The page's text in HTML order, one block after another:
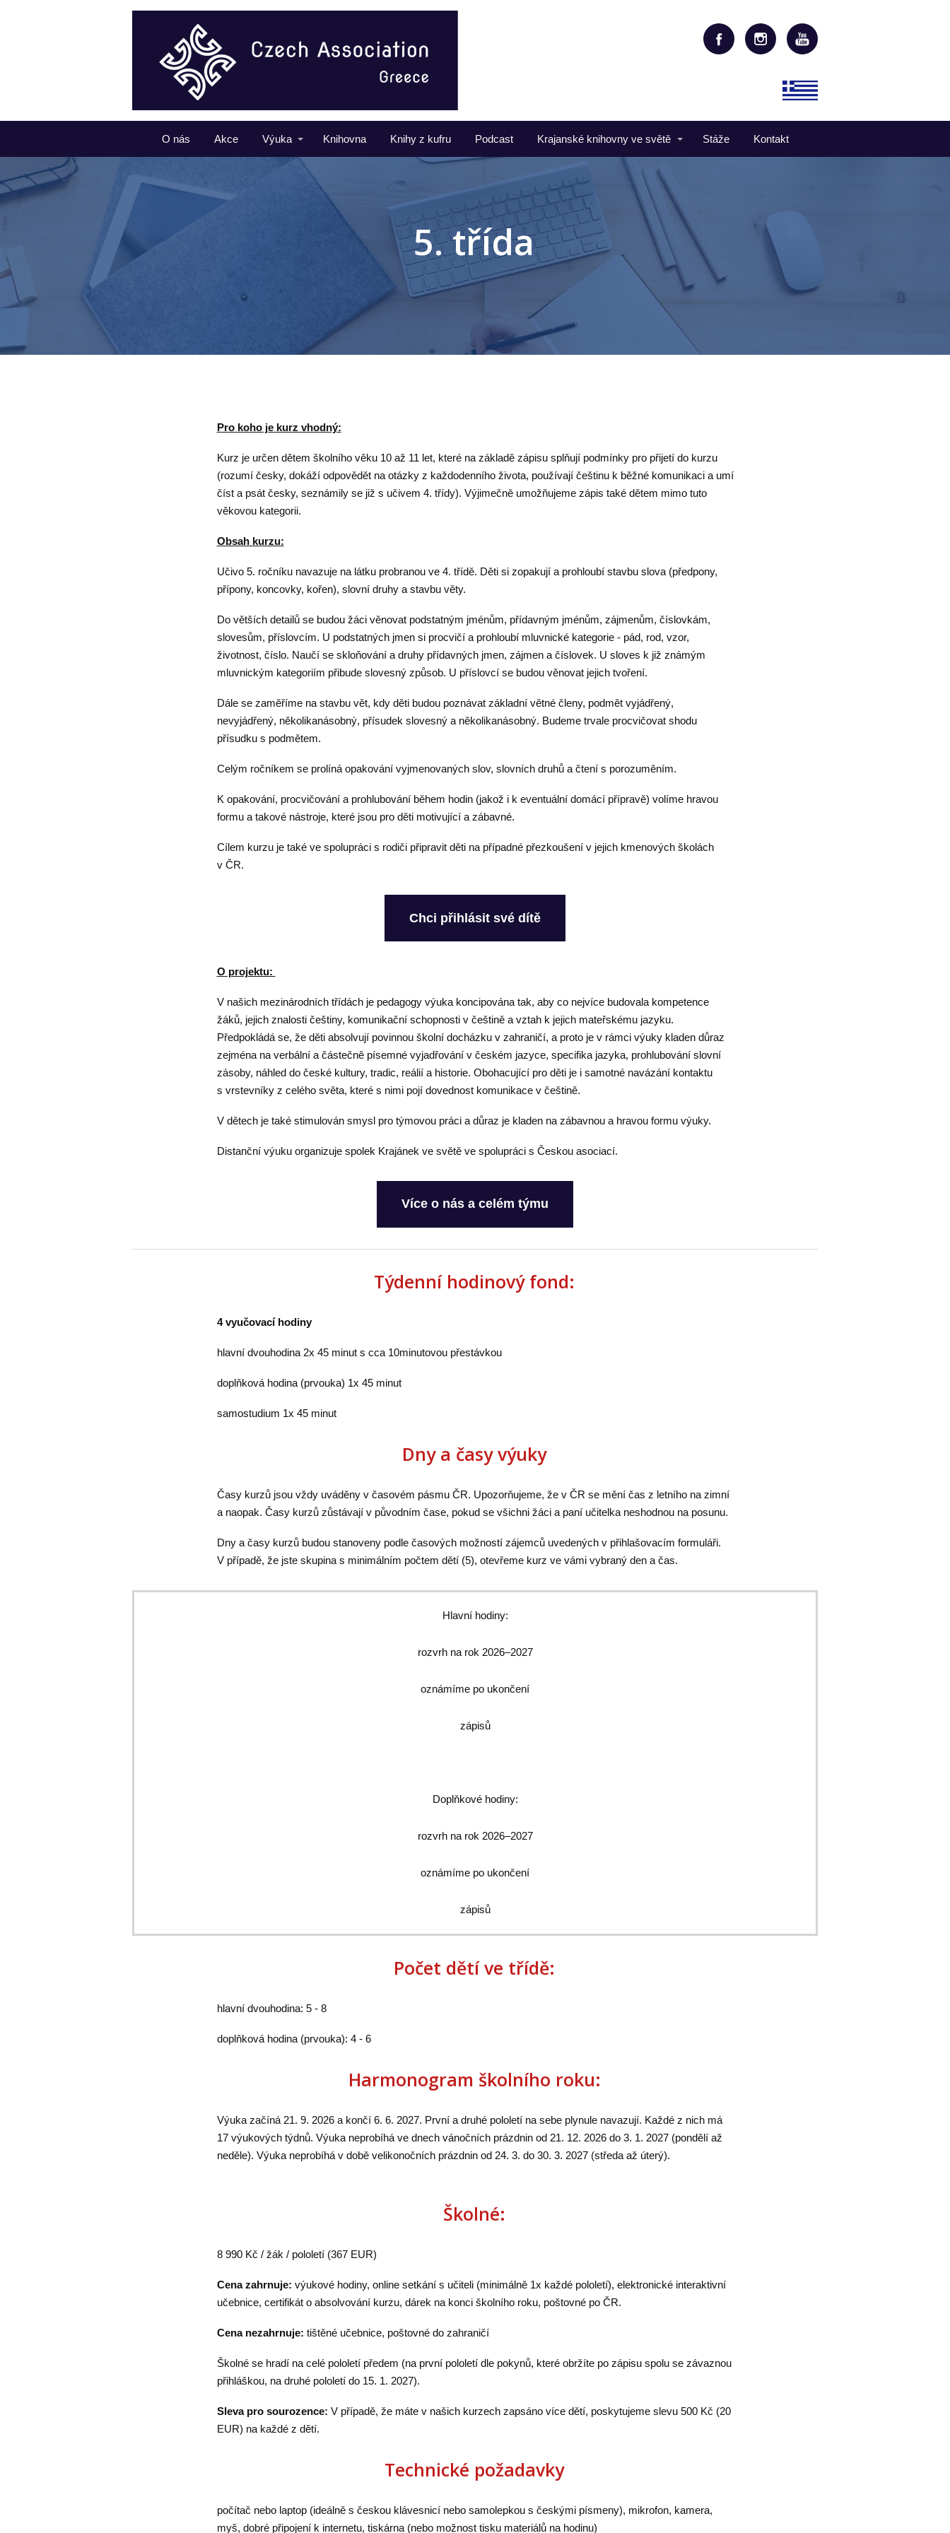
O nás Akce Výuka Knihovna Knihy z kufru Podcast Krajanské knihovny ve světě Stáže Kontakt
5. třída
Pro koho je kurz vhodný:
Kurz je určen dětem školního věku 10 až 11 let, které na základě zápisu splňují podmínky pro přijetí do kurzu
(rozumí česky, dokáží odpovědět na otázky z každodenního života, používají češtinu k běžné komunikaci a umí
číst a psát česky, seznámily se již s učivem 4. třídy). Výjimečně umožňujeme zápis také dětem mimo tuto
věkovou kategorii.
Obsah kurzu:
Učivo 5. ročníku navazuje na látku probranou ve 4. třídě. Děti si zopakují a prohloubí stavbu slova (předpony,
přípony, koncovky, kořen), slovní druhy a stavbu věty.
Do větších detailů se budou žáci věnovat podstatným jménům, přídavným jménům, zájmenům, číslovkám,
slovesům, příslovcím. U podstatných jmen si procvičí a prohloubí mluvnické kategorie - pád, rod, vzor,
životnost, číslo. Naučí se skloňování a druhy přídavných jmen, zájmen a číslovek. U sloves k již známým
mluvnickým kategoriím přibude slovesný způsob. U příslovcí se budou věnovat jejich tvoření.
Dále se zaměříme na stavbu vět, kdy děti budou poznávat základní větné členy, podmět vyjádřený,
nevyjádřený, několikanásobný, přísudek slovesný a několikanásobný. Budeme trvale procvičovat shodu
přísudku s podmětem.
Celým ročníkem se prolíná opakování vyjmenovaných slov, slovních druhů a čtení s porozuměním.
K opakování, procvičování a prohlubování během hodin (jakož i k eventuální domácí přípravě) volíme hravou
formu a takové nástroje, které jsou pro děti motivující a zábavné.
Cílem kurzu je také ve spolupráci s rodiči připravit děti na případné přezkoušení v jejich kmenových školách
v ČR.
Chci přihlásit své dítě
O projektu:
V našich mezinárodních třídách je pedagogy výuka koncipována tak, aby co nejvíce budovala kompetence
žáků, jejich znalosti češtiny, komunikační schopnosti v češtině a vztah k jejich mateřskému jazyku.
Předpokládá se, že děti absolvují povinnou školní docházku v zahraničí, a proto je v rámci výuky kladen důraz
zejména na verbální a částečně písemné vyjadřování v českém jazyce, specifika jazyka, prohlubování slovní
zásoby, náhled do české kultury, tradic, reálií a historie. Obohacující pro děti je i samotné navázání kontaktu
s vrstevníky z celého světa, které s nimi pojí dovednost komunikace v češtině.
V dětech je také stimulován smysl pro týmovou práci a důraz je kladen na zábavnou a hravou formu výuky.
Distanční výuku organizuje spolek Krajánek ve světě ve spolupráci s Českou asociací.
Více o nás a celém týmu
Týdenní hodinový fond:
4 vyučovací hodiny
hlavní dvouhodina 2x 45 minut s cca 10minutovou přestávkou
doplňková hodina (prvouka) 1x 45 minut
samostudium 1x 45 minut
Dny a časy výuky
Časy kurzů jsou vždy uváděny v časovém pásmu ČR. Upozorňujeme, že v ČR se mění čas z letního na zimní
a naopak. Časy kurzů zůstávají v původním čase, pokud se všichni žáci a paní učitelka neshodnou na posunu.
Dny a časy kurzů budou stanoveny podle časových možností zájemců uvedených v přihlašovacím formuláři.
V případě, že jste skupina s minimálním počtem dětí (5), otevřeme kurz ve vámi vybraný den a čas.
Hlavní hodiny:
rozvrh na rok 2026–2027
oznámíme po ukončení
zápisů
Doplňkové hodiny:
rozvrh na rok 2026–2027
oznámíme po ukončení
zápisů
Počet dětí ve třídě:
hlavní dvouhodina: 5 - 8
doplňková hodina (prvouka): 4 - 6
Harmonogram školního roku:
Výuka začíná 21. 9. 2026 a končí 6. 6. 2027. První a druhé pololetí na sebe plynule navazují. Každé z nich má
17 výukových týdnů. Výuka neprobíhá ve dnech vánočních prázdnin od 21. 12. 2026 do 3. 1. 2027 (pondělí až
neděle). Výuka neprobíhá v době velikonočních prázdnin od 24. 3. do 30. 3. 2027 (středa až úterý).
Školné:
8 990 Kč / žák / pololetí (367 EUR)
Cena zahrnuje: výukové hodiny, online setkání s učiteli (minimálně 1x každé pololetí), elektronické interaktivní
učebnice, certifikát o absolvování kurzu, dárek na konci školního roku, poštovné po ČR.
Cena nezahrnuje: tištěné učebnice, poštovné do zahraničí
Školné se hradí na celé pololetí předem (na první pololetí dle pokynů, které obržíte po zápisu spolu se závaznou
přihláškou, na druhé pololetí do 15. 1. 2027).
Sleva pro sourozence: V případě, že máte v našich kurzech zapsáno více dětí, poskytujeme slevu 500 Kč (20
EUR) na každé z dětí.
Technické požadavky
počítač nebo laptop (ideálně s českou klávesnicí nebo samolepkou s českými písmeny), mikrofon, kamera,
myš, dobré připojení k internetu, tiskárna (nebo možnost tisku materiálů na hodinu)